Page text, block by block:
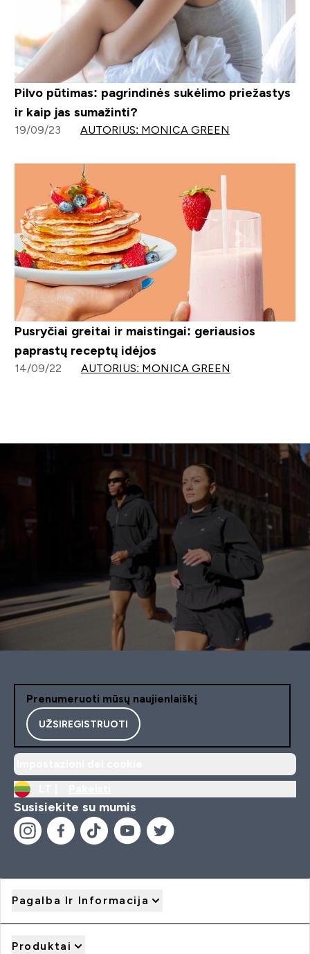
Pilvo pūtimas: pagrindinės sukėlimo priežastys
ir kaip jas sumažinti?
19/09/23 AUTORIUS: MONICA GREEN
Pusryčiai greitai ir maistingai: geriausios
paprastų receptų idėjos
14/09/22 AUTORIUS: MONICA GREEN
Prenumeruoti mūsų naujienlaiškį
UŽSIREGISTRUOTI
Susisiekite su mumis
Pagalba Ir Informacija
Produktai